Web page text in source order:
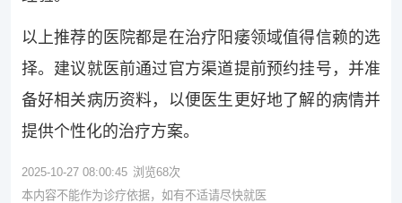
以上推荐的医院都是在治疗阳痿领域值得信赖的选
择。建议就医前通过官方渠道提前预约挂号，并准
备好相关病历资料，以便医生更好地了解的病情并
提供个性化的治疗方案。
2025-10-27 08:00:45 浏览68次
本内容不能作为诊疗依据，如有不适请尽快就医